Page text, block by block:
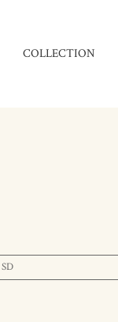
COLLECTION
SD